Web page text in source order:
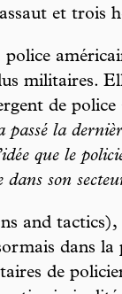
et trois
militaires.
de
passé la
que le
son
and tactics),
dans
de